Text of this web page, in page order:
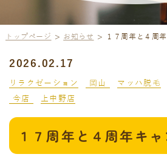
トップページ お知らせ １７周年と４周
2026.02.17
リラクゼーション 岡山 マッハ脱毛
今店
上中野店
１７周年と４周年キ